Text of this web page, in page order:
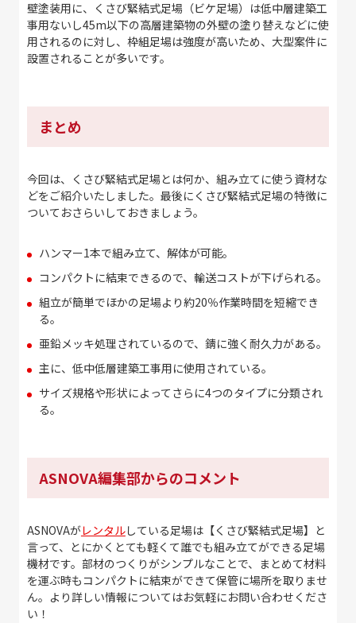
壁塗装用に、くさび緊結式足場（ビケ足場）は低中層建築工
事用ないし45m以下の高層建築物の外壁の塗り替えなどに使
用されるのに対し、枠組足場は強度が高いため、大型案件に
設置されることが多いです。
まとめ
今回は、くさび緊結式足場とは何か、組み立てに使う資材な
どをご紹介いたしました。最後にくさび緊結式足場の特徴に
ついておさらいしておきましょう。
ハンマー1本で組み立て、解体が可能。
コンパクトに結束できるので、輸送コストが下げられる。
組立が簡単でほかの足場より約20％作業時間を短縮でき
る。
亜鉛メッキ処理されているので、錆に強く耐久力がある。
主に、低中低層建築工事用に使用されている。
サイズ規格や形状によってさらに4つのタイプに分類され
る。
ASNOVA編集部からのコメント
ASNOVAがレンタルしている足場は【くさび緊結式足場】と
言って、とにかくとても軽くて誰でも組み立てができる足場
機材です。部材のつくりがシンプルなことで、まとめて材料
を運ぶ時もコンパクトに結束ができて保管に場所を取りませ
ん。より詳しい情報についてはお気軽にお問い合わせくださ
い！